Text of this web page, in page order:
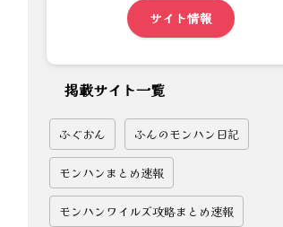
ター6の緊急ボルボロスで...
サイト情報
掲載サイト一覧
ふぐおん ふんのモンハン日記
モンハンまとめ速報
モンハンワイルズ攻略まとめ速報